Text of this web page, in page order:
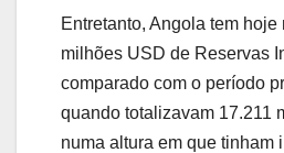
Entretanto, Angola tem hoje
milhões USD de Reservas
comparado com o período
quando totalizavam 17.211
numa altura em que tinham